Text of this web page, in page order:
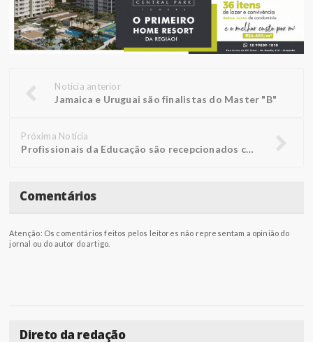
Notícia anterior
Jamaica e Uruguai são finalistas do Master "B"
Próxima Notícia
Profissionais da Educação são recepcionados com palestra performática
Comentários
Atenção: Os comentários feitos pelos leitores não representam a opinião do
jornal ou do autor do artigo.
Direto da redação